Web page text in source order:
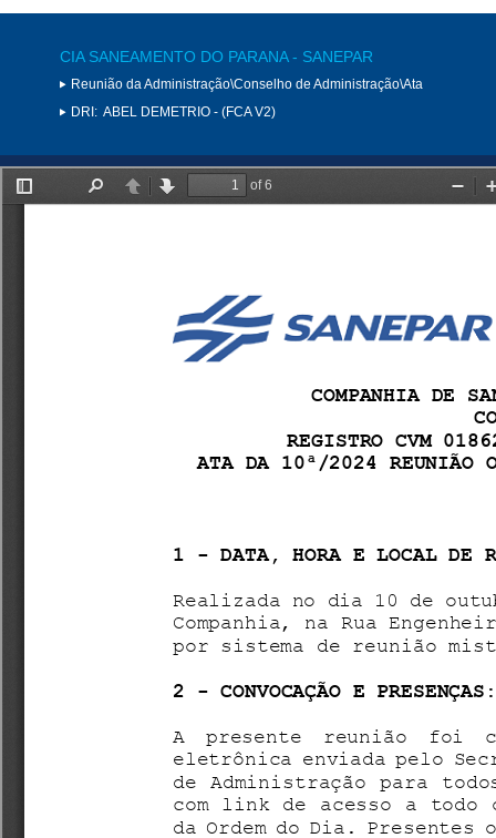
CIA SANEAMENTO DO PARANA - SANEPAR
Reunião da Administração\Conselho de Administração\Ata
DRI: ABEL DEMETRIO - (FCA V2)